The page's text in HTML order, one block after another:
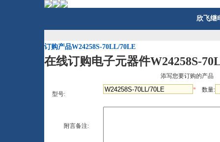
欣飞继
订购产品W24258S-70LL/70LE
在线订购电子元器件W24258S-
添写您要订购的产品
型号:
* 数量:
附言备注: